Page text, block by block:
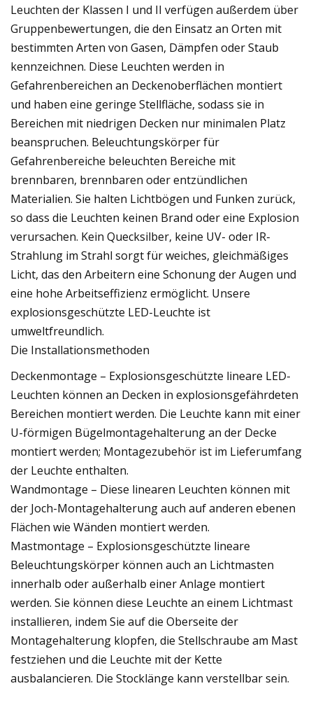
Leuchten der Klassen I und II verfügen außerdem über
Gruppenbewertungen, die den Einsatz an Orten mit
bestimmten Arten von Gasen, Dämpfen oder Staub
kennzeichnen. Diese Leuchten werden in
Gefahrenbereichen an Deckenoberflächen montiert
und haben eine geringe Stellfläche, sodass sie in
Bereichen mit niedrigen Decken nur minimalen Platz
beanspruchen. Beleuchtungskörper für
Gefahrenbereiche beleuchten Bereiche mit
brennbaren, brennbaren oder entzündlichen
Materialien. Sie halten Lichtbögen und Funken zurück,
so dass die Leuchten keinen Brand oder eine Explosion
verursachen. Kein Quecksilber, keine UV- oder IR-
Strahlung im Strahl sorgt für weiches, gleichmäßiges
Licht, das den Arbeitern eine Schonung der Augen und
eine hohe Arbeitseffizienz ermöglicht. Unsere
explosionsgeschützte LED-Leuchte ist
umweltfreundlich.
Die Installationsmethoden
Deckenmontage – Explosionsgeschützte lineare LED-
Leuchten können an Decken in explosionsgefährdeten
Bereichen montiert werden. Die Leuchte kann mit einer
U-förmigen Bügelmontagehalterung an der Decke
montiert werden; Montagezubehör ist im Lieferumfang
der Leuchte enthalten.
Wandmontage – Diese linearen Leuchten können mit
der Joch-Montagehalterung auch auf anderen ebenen
Flächen wie Wänden montiert werden.
Mastmontage – Explosionsgeschützte lineare
Beleuchtungskörper können auch an Lichtmasten
innerhalb oder außerhalb einer Anlage montiert
werden. Sie können diese Leuchte an einem Lichtmast
installieren, indem Sie auf die Oberseite der
Montagehalterung klopfen, die Stellschraube am Mast
festziehen und die Leuchte mit der Kette
ausbalancieren. Die Stocklänge kann verstellbar sein.